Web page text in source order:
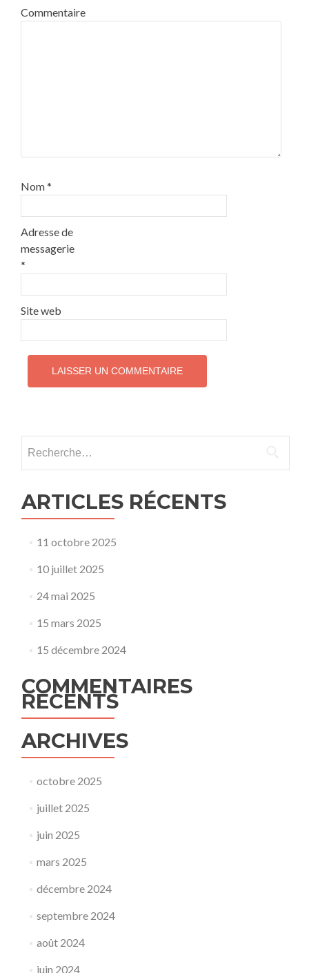
Commentaire
Nom*
Adresse de
messagerie
*
Site web
ARTICLES RÉCENTS
11 octobre 2025
10 juillet 2025
24 mai 2025
15 mars 2025
15 décembre 2024
COMMENTAIRES
RÉCENTS
ARCHIVES
octobre 2025
juillet 2025
juin 2025
mars 2025
décembre 2024
septembre 2024
août 2024
juin 2024